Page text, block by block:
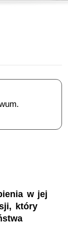
w jej
który